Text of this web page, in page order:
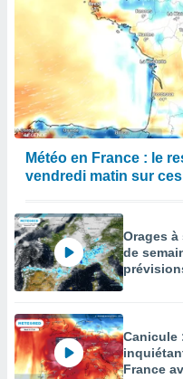
Météo en France : le
vendredi matin sur
Orages
de
Canicule
France